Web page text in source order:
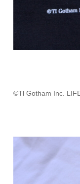
©Tl Gotham Inc.